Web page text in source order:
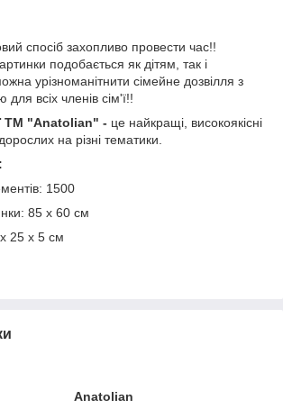
спосіб захопливо провести час!!
подобається як дітям, так і
урізноманітнити сімейне дозвілля з
для всіх членів сім'ї!!
ТМ "Anatolian" - це найкращі, високоякісні
на різні тематики.
1500
85 x 60 см
25 х 5 см
Anatolian